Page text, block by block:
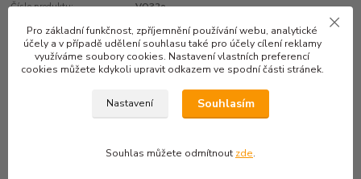
Číslo produktu: VO32e
Kompletní specifikace
Rozměr: 25mm/300cm
Leash cotton - for protection
Pro základní funkčnost, zpříjemnění používání webu, analytické
účely a v případě udělení souhlasu také pro účely cílení reklamy
využíváme soubory cookies. Nastavení vlastních preferencí
cookies můžete kdykoli upravit odkazem ve spodní části stránek.
Nastavení Souhlasím
Souhlas můžete odmítnout zde.